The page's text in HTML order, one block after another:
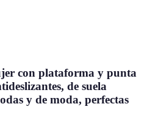
con plataforma y punta
de suela
y de moda, perfectas